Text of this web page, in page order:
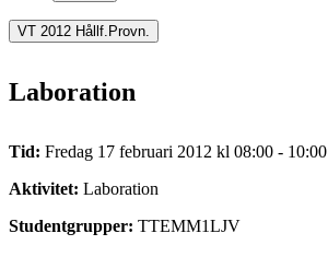
VT 2012 Hållf.Provn.
Laboration
Tid: Fredag 17 februari 2012 kl 08:00 - 10:00
Aktivitet: Laboration
Studentgrupper: TTEMM1LJV